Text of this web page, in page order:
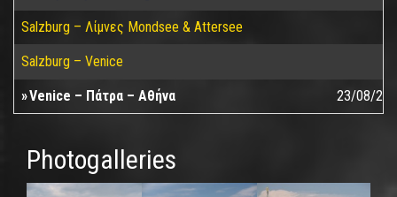
Salzburg – Λίμνες Mondsee & Attersee
Salzburg – Venice
Venice – Πάτρα – Αθήνα 23/08/
Photogalleries